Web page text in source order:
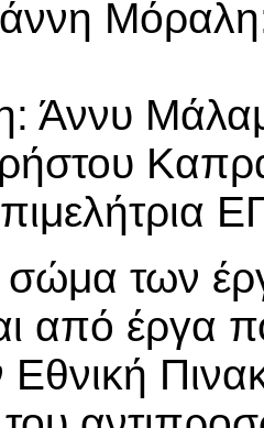
Άννυ
σώμα των
από έργα